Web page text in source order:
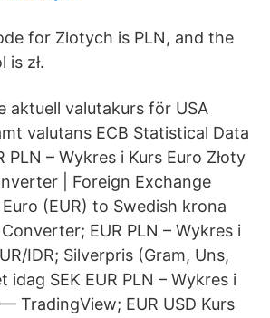
for Zlotych is PLN, and the
is zł.
aktuell valutakurs för USA
valutans ECB Statistical Data
PLN – Wykres i Kurs Euro Złoty
| Foreign Exchange
(EUR) to Swedish krona
EUR PLN – Wykres i
IDR; Silverpris (Gram, Uns,
idag SEK EUR PLN – Wykres i
TradingView; EUR USD Kurs